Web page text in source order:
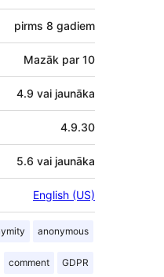
pirms 8 gadiem
Mazāk par 10
4.9 vai jaunāka
4.9.30
5.6 vai jaunāka
English (US)
anonymous
comment GDPR